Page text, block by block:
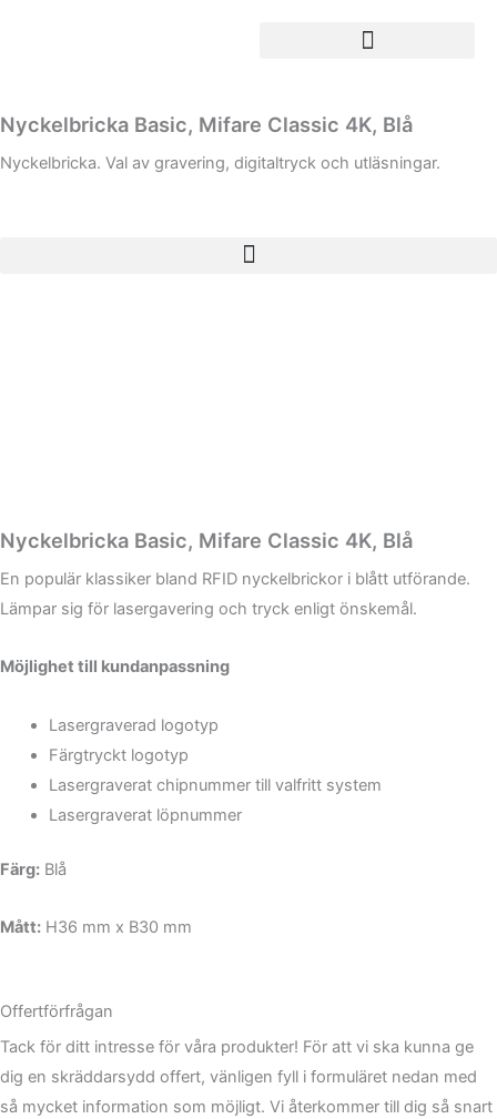
Nyckelbricka Basic, Mifare Classic 4K, Blå
Nyckelbricka. Val av gravering, digitaltryck och utläsningar.
Nyckelbricka Basic, Mifare Classic 4K, Blå
En populär klassiker bland RFID nyckelbrickor i blått utförande.
Lämpar sig för lasergavering och tryck enligt önskemål.
Möjlighet till kundanpassning
Lasergraverad logotyp
Färgtryckt logotyp
Lasergraverat chipnummer till valfritt system
Lasergraverat löpnummer
Färg: Blå
Mått: H36 mm x B30 mm
Offertförfrågan
Tack för ditt intresse för våra produkter! För att vi ska kunna ge
dig en skräddarsydd offert, vänligen fyll i formuläret nedan med
så mycket information som möjligt. Vi återkommer till dig så snart